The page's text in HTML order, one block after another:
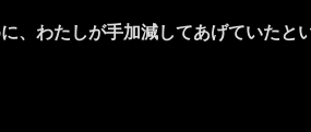
わたしが手加減してあげていたと